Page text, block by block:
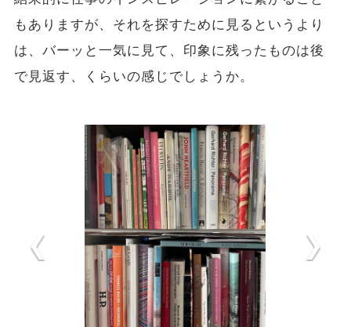
もありますが、それを探すために見るというより
は、バーッと一気に見て、印象に残ったものは後
で見返す、くらいの感じでしょうか。